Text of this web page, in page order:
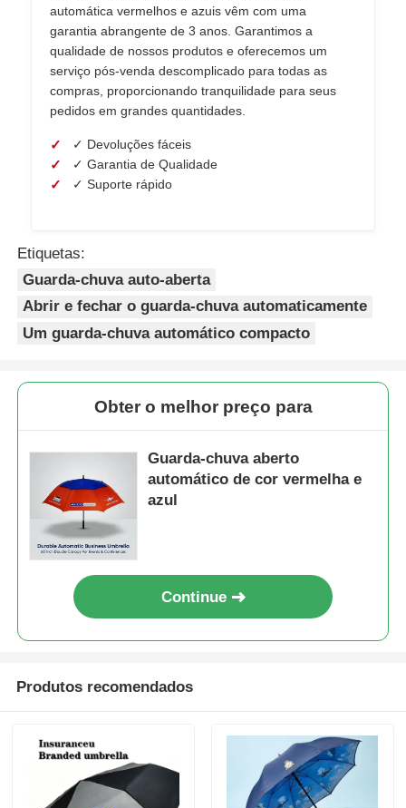
automática vermelhos e azuis vêm com uma
garantia abrangente de 3 anos. Garantimos a
qualidade de nossos produtos e oferecemos um
serviço pós-venda descomplicado para todas as
compras, proporcionando tranquilidade para seus
pedidos em grandes quantidades.
✓ Devoluções fáceis
✓ Garantia de Qualidade
✓ Suporte rápido
Etiquetas:
Guarda-chuva auto-aberta
Abrir e fechar o guarda-chuva automaticamente
Um guarda-chuva automático compacto
Obter o melhor preço para
Guarda-chuva aberto
automático de cor vermelha e
azul
Continue
Produtos recomendados